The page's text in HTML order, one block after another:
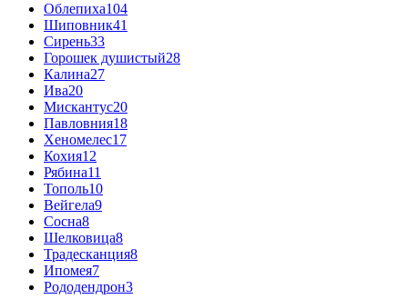
Облепиха104
Шиповник41
Сирень33
Горошек душистый28
Калина27
Ива20
Мискантус20
Павловния18
Хеномелес17
Кохия12
Рябина11
Тополь10
Вейгела9
Сосна8
Шелковица8
Традесканция8
Ипомея7
Рододендрон3